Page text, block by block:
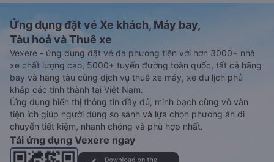
Ứng dụng đặt vé Xe khách, Máy bay,
Tàu hoả và Thuê xe
Vexere - ứng dụng đặt vé đa phương tiện với hơn 3000+ nhà
xe chất lượng cao, 5000+ tuyến đường toàn quốc, tất cả hãng
bay và hãng tàu cùng dịch vụ thuê xe máy, xe du lịch phủ
khắp các tỉnh thành tại Việt Nam.
Ứng dụng hiển thị thông tin đầy đủ, minh bạch cùng vô vàn
tiện ích giúp người dùng so sánh và lựa chọn phương án di
chuyển tiết kiệm, nhanh chóng và phù hợp nhất.
Tải ứng dụng Vexere ngay